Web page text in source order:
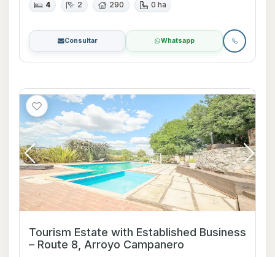
4 2 290 0 ha
Consultar Whatsapp
Tourism Estate with Established Business
– Route 8, Arroyo Campanero